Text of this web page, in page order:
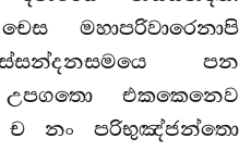
මහාපරිවාරෙනාපි
පන
උපගතො එකකෙනෙව
ච නං පරිභුඤ්ජන්තො